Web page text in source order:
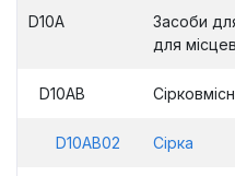
D10A
Засоби
для
D10AB
D10AB02 Сірка